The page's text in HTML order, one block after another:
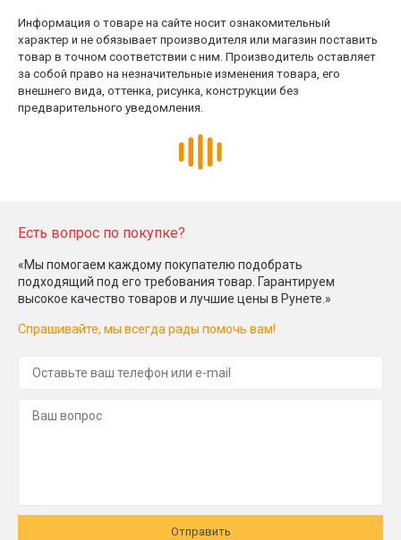
Информация о товаре на сайте носит ознакомительный
характер и не обязывает производителя или магазин поставить
товар в точном соответствии с ним. Производитель оставляет
за собой право на незначительные изменения товара, его
внешнего вида, оттенка, рисунка, конструкции без
предварительного уведомления.
Есть вопрос по покупке?
«Мы помогаем каждому покупателю подобрать
подходящий под его требования товар. Гарантируем
высокое качество товаров и лучшие цены в Рунете.»
Спрашивайте, мы всегда рады помочь вам!
Отправить